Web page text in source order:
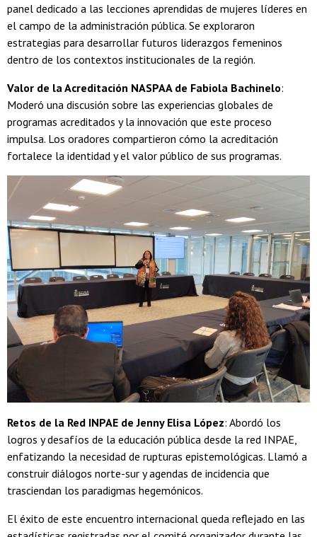
panel dedicado a las lecciones aprendidas de mujeres líderes en
el campo de la administración pública. Se exploraron
estrategias para desarrollar futuros liderazgos femeninos
dentro de los contextos institucionales de la región.
Valor de la Acreditación NASPAA de Fabiola Bachinelo:
Moderó una discusión sobre las experiencias globales de
programas acreditados y la innovación que este proceso
impulsa. Los oradores compartieron cómo la acreditación
fortalece la identidad y el valor público de sus programas.
Retos de la Red INPAE de Jenny Elisa López: Abordó los
logros y desafíos de la educación pública desde la red INPAE,
enfatizando la necesidad de rupturas epistemológicas. Llamó a
construir diálogos norte-sur y agendas de incidencia que
trasciendan los paradigmas hegemónicos.
El éxito de este encuentro internacional queda reflejado en las